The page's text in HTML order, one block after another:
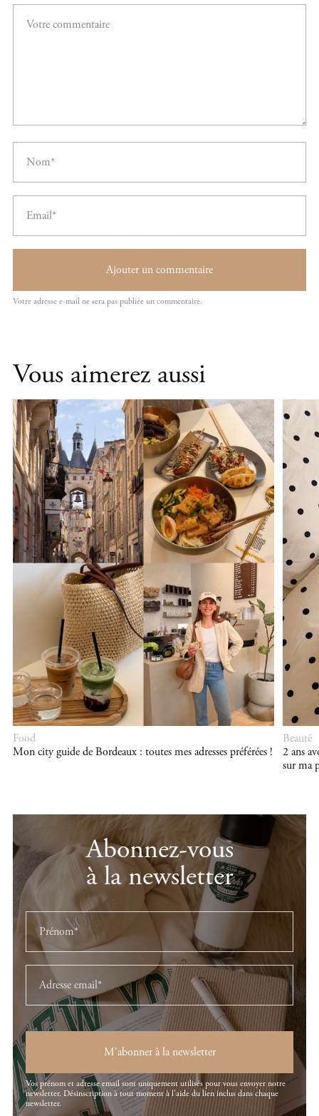
Vous aimerez aussi
Food
Mon city guide de Bordeaux : toutes mes adresses préférées !
Beauté
2 ans
sur ma
Abonnez-vous
à la newsletter
M'abonner à la newsletter
Vos prénom et adresse email sont uniquement utilisés pour vous envoyer notre
newsletter. Désinscription à tout moment à l'aide du lien inclus dans chaque
newsletter.